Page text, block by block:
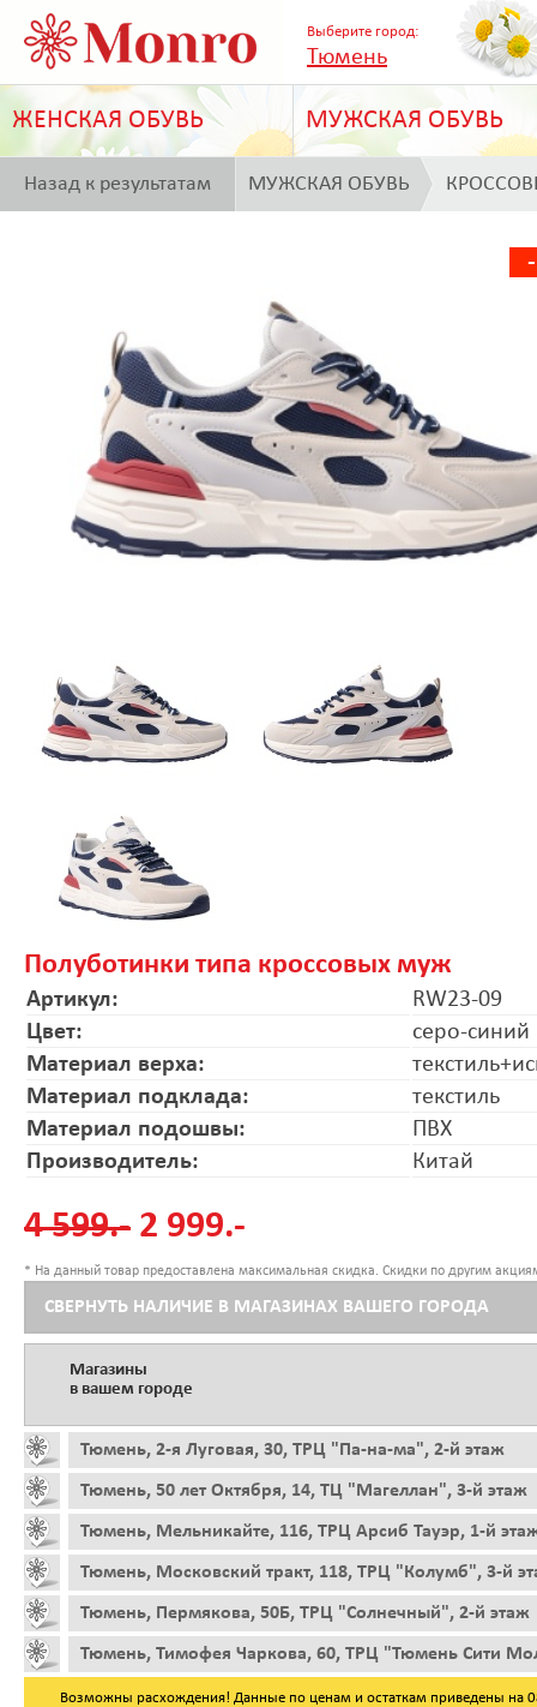
Выберите город:
Тюмень
ЖЕНСКАЯ ОБУВЬ МУЖСКАЯ ОБУВЬ
Назад к результатам МУЖСКАЯ ОБУВЬ
Полуботинки типа кроссовых муж
Артикул:
RW23-09
Цвет:
серо-синий
Материал верха:
Материал подклада:
текстиль
Материал подошвы:
ПВХ
Производитель:
Китай
4 599.- 2 999.-
* На данный товар предоставлена максимальная скидка. Скидки по другим
СВЕРНУТЬ НАЛИЧИЕ В МАГАЗИНАХ ВАШЕГО ГОРОДА
Магазины
в вашем городе
Тюмень, 2-я Луговая, 30, ТРЦ "Па-на-ма", 2-й этаж
Тюмень, 50 лет Октября, 14, ТЦ "Магеллан", 3-й этаж
Тюмень, Мельникайте, 116, ТРЦ Арсиб Тауэр, 1-й
Тюмень, Московский тракт, 118, ТРЦ "Колумб", 3-й
Тюмень, Пермякова, 50Б, ТРЦ "Солнечный", 2-й этаж
Тюмень, Тимофея Чаркова, 60, ТРЦ "Тюмень Сити
Возможны расхождения! Данные по ценам и остаткам приведены на